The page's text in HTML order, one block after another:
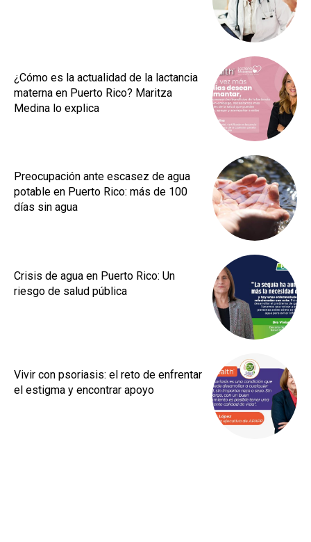
¿Cómo es la actualidad de la lactancia
materna en Puerto Rico? Maritza
Medina lo explica
Preocupación ante escasez de agua
potable en Puerto Rico: más de 100
días sin agua
Crisis de agua en Puerto Rico: Un
riesgo de salud pública
Vivir con psoriasis: el reto de enfrentar
el estigma y encontrar apoyo